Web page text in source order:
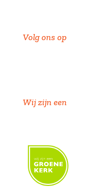
Volg ons op
Wij zijn een